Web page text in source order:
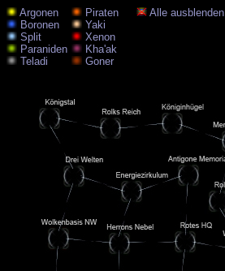
Argonen Piraten
Alle ausblenden
Boronen
Yaki
Split
Xenon
Paraniden
Kha'ak
Teladi
Goner